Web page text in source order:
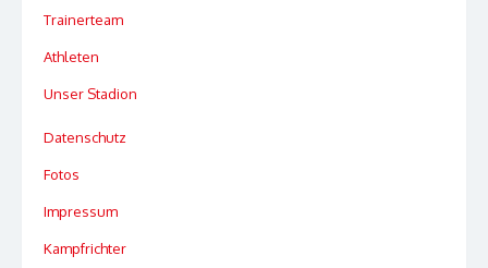
Trainerteam
Athleten
Unser Stadion
Datenschutz
Fotos
Impressum
Kampfrichter